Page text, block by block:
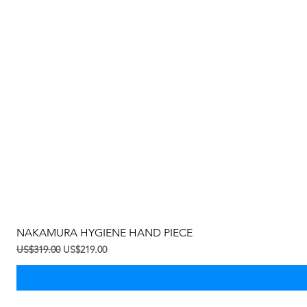
NAKAMURA HYGIENE HAND PIECE
一般價格
US$319.00 促銷價格
US$219.00